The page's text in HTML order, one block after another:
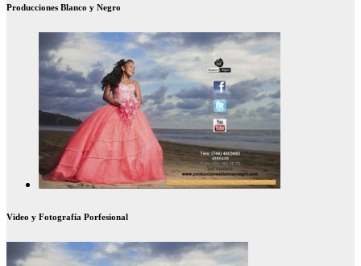
Producciones Blanco y Negro
Video y Fotografía Porfesional